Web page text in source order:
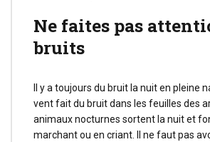
Ne faites pas
bruits
Il y a toujours du bruit la nuit en pleine
vent fait du bruit dans les feuilles des
animaux nocturnes sortent la nuit et
marchant ou en criant. Il ne faut pas